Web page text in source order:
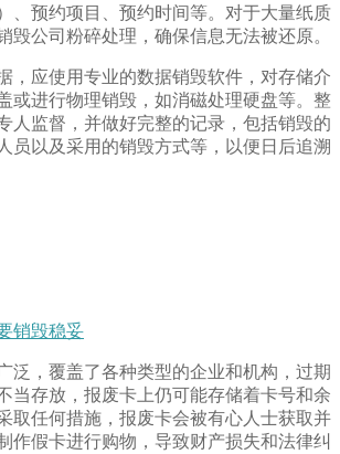
、预约项目、预约时间等。对于大量纸质
毁公司粉碎处理，确保信息无法被还原。
，应使用专业的数据销毁软件，对存储介
或进行物理销毁，如消磁处理硬盘等。整
人监督，并做好完整的记录，包括销毁的
员以及采用的销毁方式等，以便日后追溯
销毁稳妥
泛，覆盖了各种类型的企业和机构，过期
当存放，报废卡上仍可能存储着卡号和余
取任何措施，报废卡会被有心人士获取并
作假卡进行购物，导致财产损失和法律纠